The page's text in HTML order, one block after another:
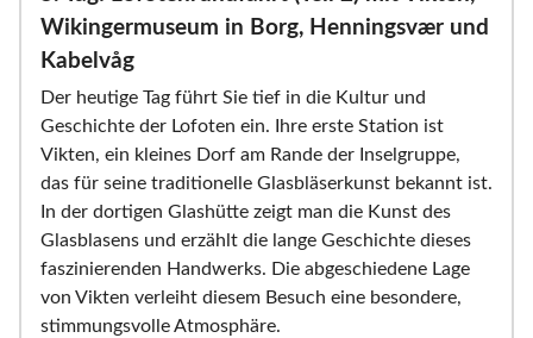
Wikingermuseum in Borg, Henningsvær und
Kabelvåg
Der heutige Tag führt Sie tief in die Kultur und
Geschichte der Lofoten ein. Ihre erste Station ist
Vikten, ein kleines Dorf am Rande der Inselgruppe,
das für seine traditionelle Glasbläserkunst bekannt ist.
In der dortigen Glashütte zeigt man die Kunst des
Glasblasens und erzählt die lange Geschichte dieses
faszinierenden Handwerks. Die abgeschiedene Lage
von Vikten verleiht diesem Besuch eine besondere,
stimmungsvolle Atmosphäre.